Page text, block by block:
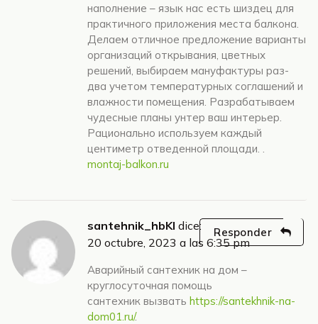
наполнение – язык нас есть шиздец для
практичного приложения места балкона.
Делаем отличное предложение варианты
организаций открывания, цветных
решений, выбираем мануфактуры раз-
два учетом температурных соглашений и
влажности помещения. Разрабатываем
чудесные планы унтер ваш интерьер.
Рационально используем каждый
центиметр отведенной площади. .
montaj-balkon.ru
santehnik_hbKl dice:
20 octubre, 2023 a las 6:35 pm
Аварийный сантехник на дом –
круглосуточная помощь
сантехник вызвать https://santekhnik-na-
dom01.ru/.
Responder